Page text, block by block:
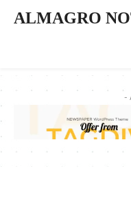
ALMAGRO
-